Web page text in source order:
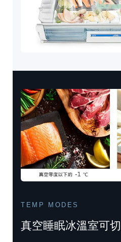
TEMP MODES
真空睡眠冰溫室可